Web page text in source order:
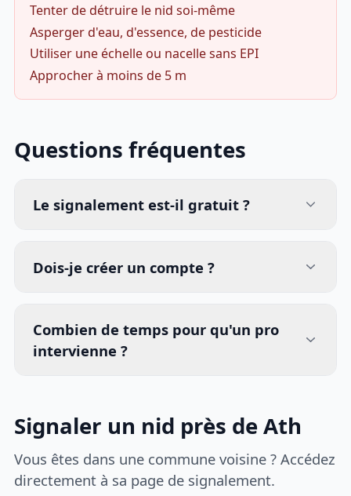
Tenter de détruire le nid soi-même
Asperger d'eau, d'essence, de pesticide
Utiliser une échelle ou nacelle sans EPI
Approcher à moins de 5 m
Questions fréquentes
Le signalement est-il gratuit ?
Dois-je créer un compte ?
Combien de temps pour qu'un pro
intervienne ?
Signaler un nid près de Ath
Vous êtes dans une commune voisine ? Accédez
directement à sa page de signalement.